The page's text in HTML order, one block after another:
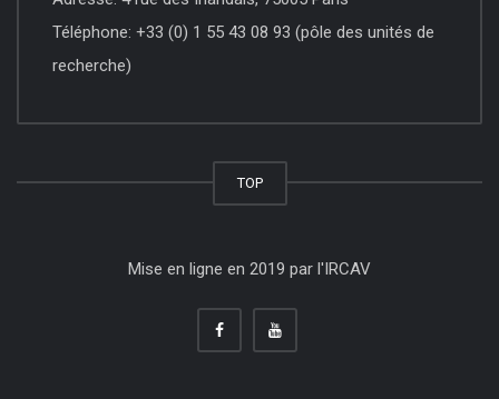
Téléphone: +33 (0) 1 55 43 08 93 (pôle des unités de
recherche)
TOP
Mise en ligne en 2019 par l'IRCAV